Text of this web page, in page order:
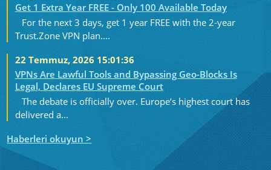
Get 1 Extra Year FREE - Only 100 Available Today
For the next 3 days, get 1 year FREE with the 2-year
Trust.Zone VPN plan....
22 Temmuz, 2026 15:01:36
VPNs Are Lawful Tools and Bypassing Geo-Blocks Is
Legal, Declares EU Supreme Court
The debate is officially over. Europe’s highest court has
delivered a...
Haberleri okuyun >